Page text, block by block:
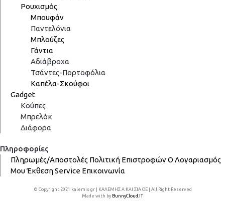
Ρουχισμός
Μπουφάν
Παντελόνια
Μπλούζες
Γάντια
Αδιάβροχα
Τσάντες-Πορτοφόλια
Καπέλα-Σκούφοι
Gadget
Κούπες
Μπρελόκ
Διάφορα
Πληροφορίες
Πληρωμές/Αποστολές Πολιτική ΕπιστροφώνΟ Λογαριασμός
ΜουΈκθεσηService Επικοινωνία
© Copyright 2021 kalemis.gr | ΚΑΛΕΜΗΣ Α ΚΑΙ ΣΙΑ ΟΕ | All Right Reserved
Made with by BunnyCloud.IT